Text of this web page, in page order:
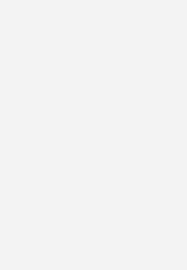
Anforderungen der
Installations- und
Beim Brandschutz
die Decke geführt und
ein besonderes Augenmerk.
Brand- und
Geschoss zu verhindern.
sind spezielle
Badabläufe, so in die
≥ DN der Anschlussleitung